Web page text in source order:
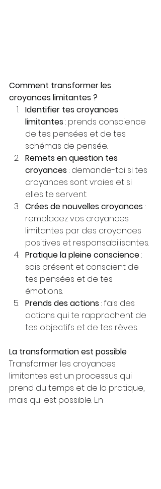
Comment transformer les
croyances limitantes ?
Identifier tes croyances
limitantes : prends conscience
de tes pensées et de tes
schémas de pensée.
Remets en question tes
croyances : demande-toi si tes
croyances sont vraies et si
elles te servent.
Crées de nouvelles croyances :
remplacez vos croyances
limitantes par des croyances
positives et responsabilisantes.
Pratique la pleine conscience :
sois présent et conscient de
tes pensées et de tes
émotions.
Prends des actions : fais des
actions qui te rapprochent de
tes objectifs et de tes rêves.
La transformation est possible
Transformer les croyances
limitantes est un processus qui
prend du temps et de la pratique,
mais qui est possible. En